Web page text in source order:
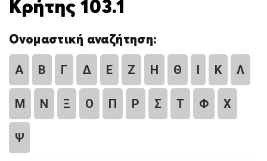
Κρήτης 103.1
Ονομαστική αναζήτηση:
Α Β Γ Δ Ε Ζ Η Θ Ι Κ Λ
Μ Ν Ξ Ο Π Ρ Σ Τ Φ Χ
Ψ